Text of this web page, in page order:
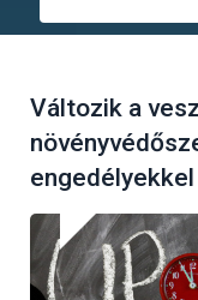
Változik a